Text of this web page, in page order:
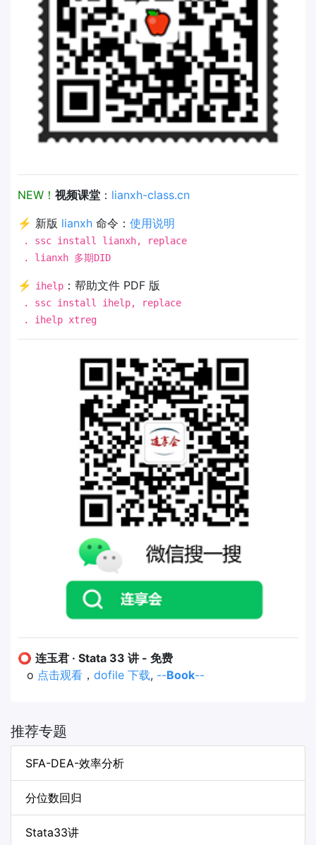
NEW！ 视频课堂 ： lianxh-class.cn
⚡ 新版 lianxh 命令： 使用说明
. ssc install lianxh, replace
. lianxh 多期DID
⚡ ihelp ：帮助文件 PDF 版
. ssc install ihelp, replace
. ihelp xtreg
⭕ 连玉君 · Stata 33 讲 - 免费
o 点击观看 ， dofile 下载, --Book--
推荐专题
SFA-DEA-效率分析
分位数回归
Stata33讲